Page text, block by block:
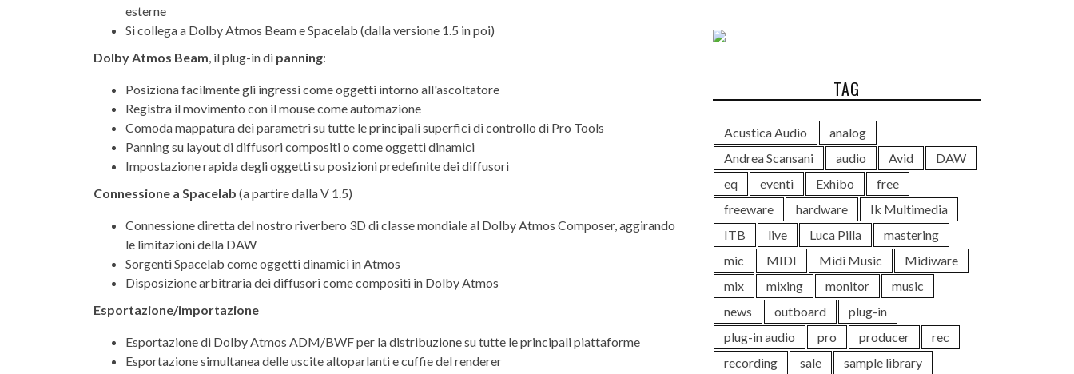
esterne
Si collega a Dolby Atmos Beam e Spacelab (dalla versione 1.5 in poi)
Dolby Atmos Beam, il plug-in di panning:
Posiziona facilmente gli ingressi come oggetti intorno all'ascoltatore
Registra il movimento con il mouse come automazione
Comoda mappatura dei parametri su tutte le principali superfici di controllo di Pro Tools
Panning su layout di diffusori compositi o come oggetti dinamici
Impostazione rapida degli oggetti su posizioni predefinite dei diffusori
Connessione a Spacelab (a partire dalla V 1.5)
Connessione diretta del nostro riverbero 3D di classe mondiale al Dolby Atmos Composer, aggirando
le limitazioni della DAW
Sorgenti Spacelab come oggetti dinamici in Atmos
Disposizione arbitraria dei diffusori come compositi in Dolby Atmos
Esportazione/importazione
Esportazione di Dolby Atmos ADM/BWF per la distribuzione su tutte le principali piattaforme
Esportazione simultanea delle uscite altoparlanti e cuffie del renderer
TAG
Acustica Audio
analog
Andrea Scansani
audio Avid
DAW
eq
eventi Exhibo
free
freeware
hardware
Ik Multimedia
ITB
live Luca Pilla
mastering
mic
MIDI Midi Music
Midiware
mix
mixing monitor
music
news
outboard
plug-in
plug-in audio
pro producer
rec
recording
sale
sample library